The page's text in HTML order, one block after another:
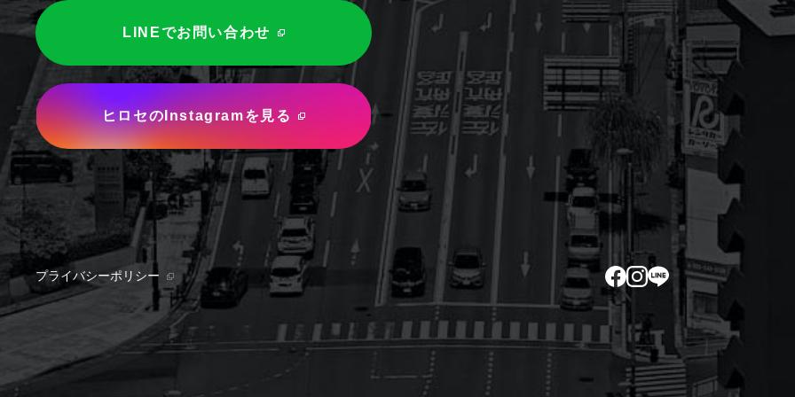
LINEでお問い合わせ
ヒロセのInstagramを見る
プライバシーポリシー